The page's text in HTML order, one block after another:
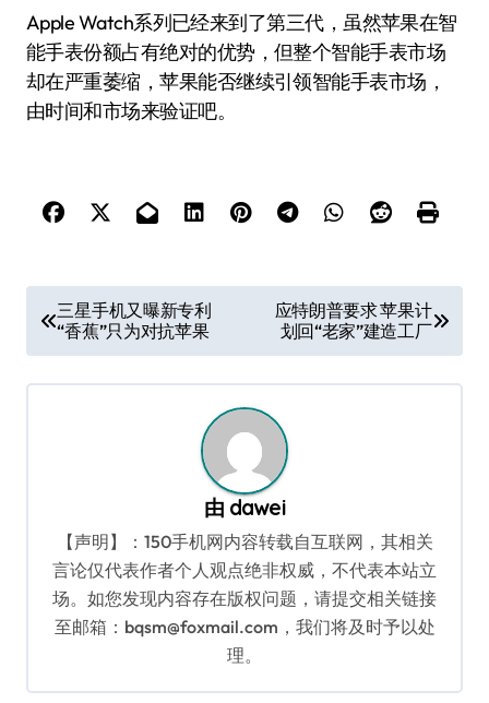
Apple Watch系列已经来到了第三代，虽然苹果在智
能手表份额占有绝对的优势，但整个智能手表市场
却在严重萎缩，苹果能否继续引领智能手表市场，
由时间和市场来验证吧。
章
导
三星手机又曝新专利
“香蕉”只为对抗苹果
应特朗普要求 苹果计
划回“老家”建造工厂
由 dawei
【声明】：150手机网内容转载自互联网，其相关
言论仅代表作者个人观点绝非权威，不代表本站立
场。如您发现内容存在版权问题，请提交相关链接
至邮箱：bqsm@foxmail.com，我们将及时予以处
理。